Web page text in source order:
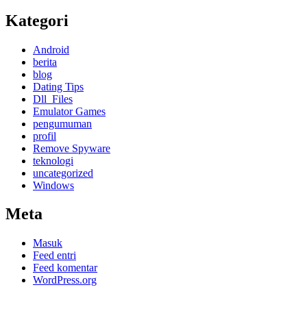
Kategori
Android
berita
blog
Dating Tips
Dll_Files
Emulator Games
pengumuman
profil
Remove Spyware
teknologi
uncategorized
Windows
Meta
Masuk
Feed entri
Feed komentar
WordPress.org